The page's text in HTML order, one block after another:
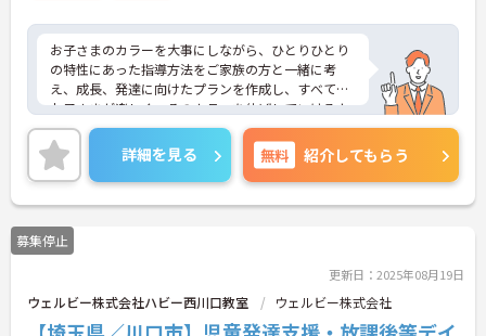
お子さまのカラーを大事にしながら、ひとりひとり
の特性にあった指導方法をご家族の方と一緒に考
え、成長、発達に向けたプランを作成し、すべての
お子さまが楽しく、そのカラーを伸ばしていけるよ
うに、各専門職が一眼となり全力でサポートしてい
ます。充実したワークライフバランスのもと、将来
的にもライフイベントを乗り越えて活躍できる環境
が整っており安心して長くご就業いただけます。子
どもが好きで子どもと関わる仕事をしたい方、育児
の経験を活かして保護者に寄り添える仕事をしたい
方、新しいことにチャレンジしていきたいという志
ご興味ある方には、面接のポイントなど、さらに詳
細をお話致しますのでお気軽にご相談ください。
詳細を見る 無料 紹介してもらう
募集停止
更新日：2025年08月19日
ウェルビー株式会社ハビー西川口教室 ウェルビー株式会社